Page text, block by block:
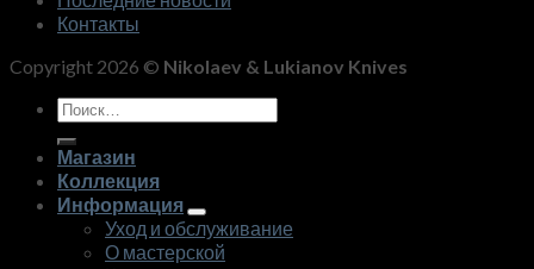
Контакты
Copyright 2026 © Nikolaev & Lukianov Knives
Искать:
Магазин
Коллекция
Информация
Уход и обслуживание
О мастерской